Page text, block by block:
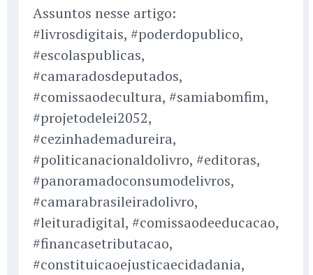
Assuntos nesse artigo:
#livrosdigitais, #poderdopublico,
#escolaspublicas,
#camaradosdeputados,
#comissaodecultura, #samiabomfim,
#projetodelei2052,
#cezinhademadureira,
#politicanacionaldolivro, #editoras,
#panoramadoconsumodelivros,
#camarabrasileiradolivro,
#leituradigital, #comissaodeeducacao,
#financasetributacao,
#constituicaoejusticaecidadania,